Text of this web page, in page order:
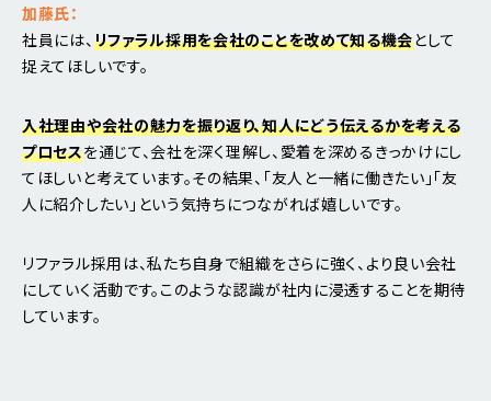
加藤氏：
社員には、 リファラル採用を会社のことを改めて知る機会として
捉えてほしいです。
入社理由や会社の魅力を振り返り、知人にどう伝えるかを考える
プロセスを通じて、会社を深く理解し、愛着を深めるきっかけにし
てほしいと考えています。その結果、「友人と一緒に働きたい」「友
人に紹介したい」という気持ちにつながれば嬉しいです。
リファラル採用は、私たち自身で組織をさらに強く、より良い会社
にしていく活動です。このような認識が社内に浸透することを期待
しています。